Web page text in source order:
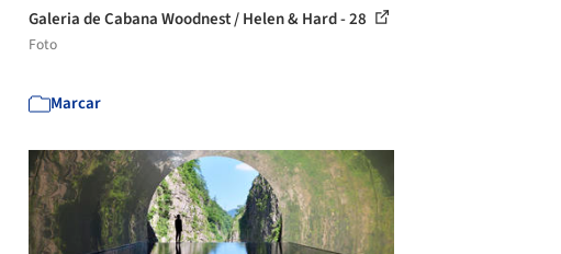
Galeria de Cabana Woodnest / Helen & Hard - 28
Foto
Marcar